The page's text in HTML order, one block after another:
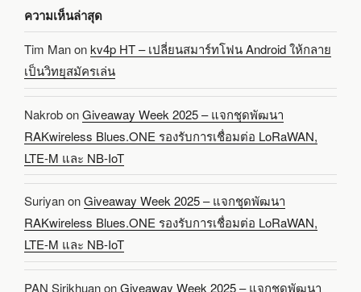
ความเห็นล่าสุด
Tim Manonkv4p HT – เปลี่ยนสมาร์ทโฟน Android ให้กลาย
เป็นวิทยุสมัครเล่น
NakrobonGiveaway Week 2025 – แจกชุดพัฒนา
RAKwireless Blues.ONE รองรับการเชื่อมต่อ LoRaWAN,
LTE-M และ NB-IoT
SuriyanonGiveaway Week 2025 – แจกชุดพัฒนา
RAKwireless Blues.ONE รองรับการเชื่อมต่อ LoRaWAN,
LTE-M และ NB-IoT
PAN SirikhuanonGiveaway Week 2025 – แจกชุดพัฒนา